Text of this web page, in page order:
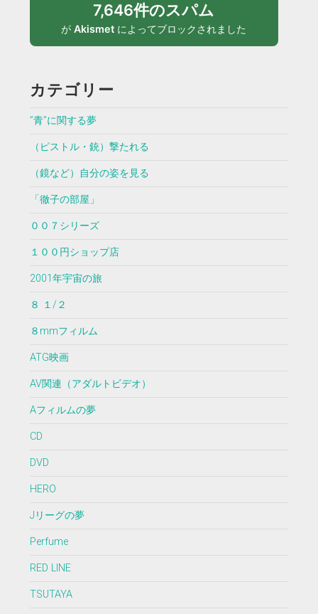
7,646件のスパム
がAkismet によってブロックされました
カテゴリー
”青”に関する夢
（ピストル・銃）撃たれる
（鏡など）自分の姿を見る
「徹子の部屋」
００７シリーズ
１００円ショップ店
2001年宇宙の旅
８ １/２
８mmフィルム
ATG映画
AV関連（アダルトビデオ）
Aフィルムの夢
CD
DVD
HERO
Jリーグの夢
Perfume
RED LINE
TSUTAYA